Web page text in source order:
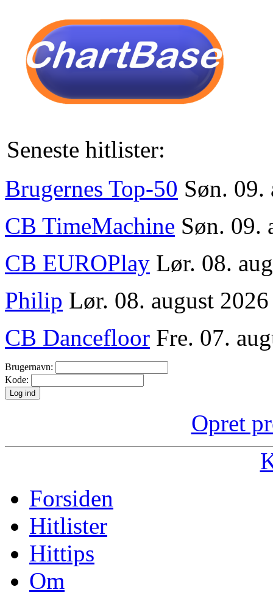
Seneste hitlister:
Brugernes Top-50 Søn. 09.
CB TimeMachine Søn. 09.
CB EUROPlay Lør. 08.
Philip Lør. 08. august
CB Dancefloor Fre. 07.
Brugernavn:
Kode:
Opret
Forsiden
Hitlister
Hittips
Om